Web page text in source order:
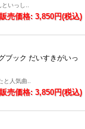
いっし..
販売価格: 3,850円(税込)
ブック だいすきがいっ
と人気曲..
販売価格: 3,850円(税込)